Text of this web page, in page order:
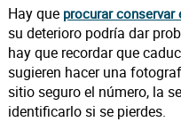
Hay que procurar
su deterioro podría dar
hay que recordar que
sugieren hacer una
sitio seguro el número, la
identificarlo si se pierdes.